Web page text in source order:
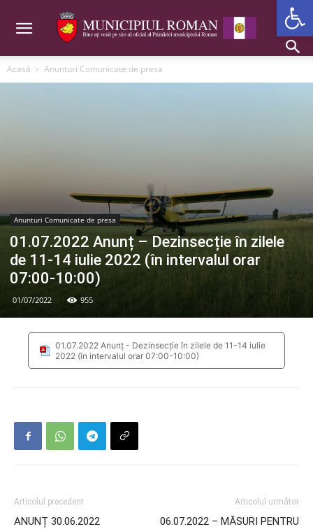
Acasă Anunturi Comunicate de presa
Anunturi Comunicate de presa
01.07.2022 Anunț – Dezinsecție în zilele
de 11-14 iulie 2022 (în intervalul orar
07:00-10:00)
01/07/2022 955
01.07.2022 Anunț - Dezinsecție în zilele de 11-14 iulie
2022 (în intervalul orar 07:00-10:00)
Articolul precedent
ANUNȚ 30.06.2022
Articolul următor
06.07.2022 – MĂSURI PENTRU